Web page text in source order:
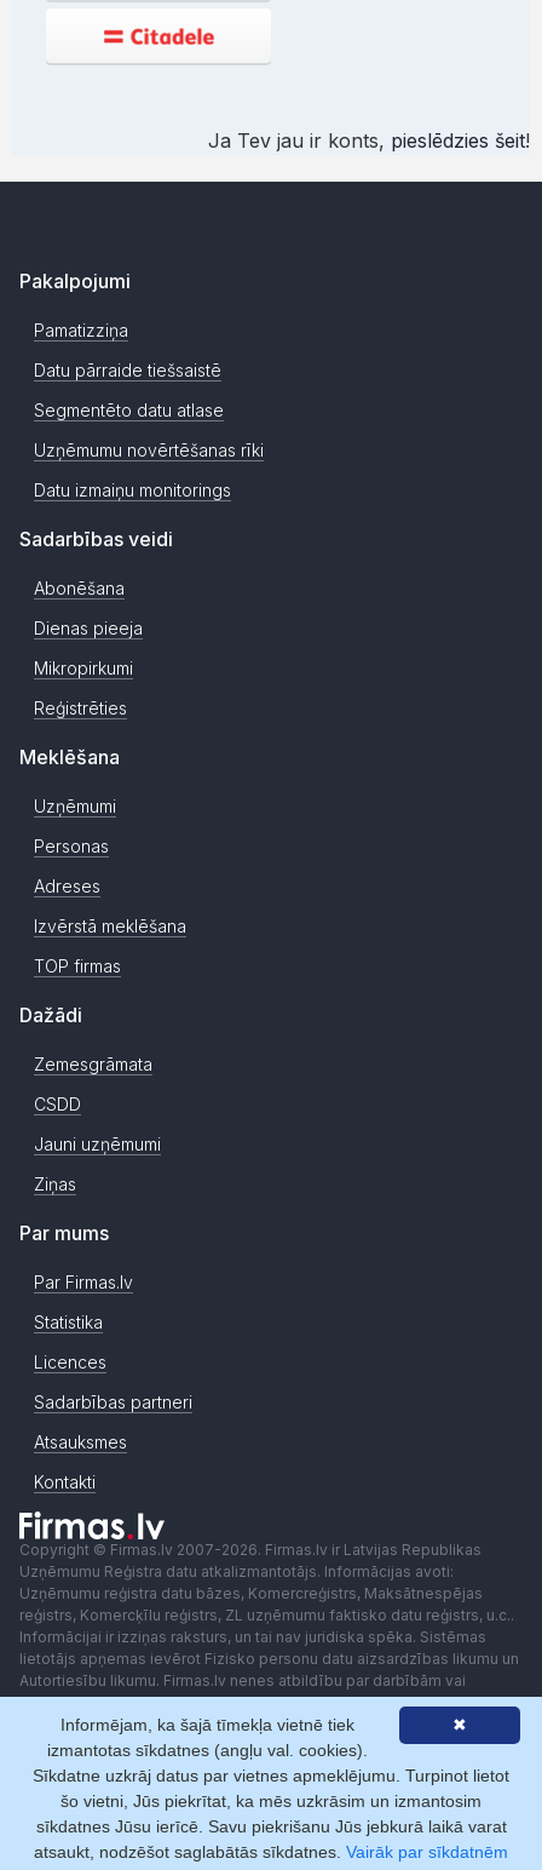
Ja Tev jau ir konts, pieslēdzies šeit!
Pakalpojumi
Pamatizziņa
Datu pārraide tiešsaistē
Segmentēto datu atlase
Uzņēmumu novērtēšanas rīki
Datu izmaiņu monitorings
Sadarbības veidi
Abonēšana
Dienas pieeja
Mikropirkumi
Reģistrēties
Meklēšana
Uzņēmumi
Personas
Adreses
Izvērstā meklēšana
TOP firmas
Dažādi
Zemesgrāmata
CSDD
Jauni uzņēmumi
Ziņas
Par mums
Par Firmas.lv
Statistika
Licences
Sadarbības partneri
Atsauksmes
Kontakti
Copyright © Firmas.lv 2007-2026. Firmas.lv ir Latvijas Republikas
Uzņēmumu Reģistra datu atkalizmantotājs. Informācijas avoti:
Uzņēmumu reģistra datu bāzes, Komercreģistrs, Maksātnespējas
reģistrs, Komercķīlu reģistrs, ZL uzņēmumu faktisko datu reģistrs, u.c..
Informācijai ir izziņas raksturs, un tai nav juridiska spēka. Sistēmas
lietotājs apņemas ievērot Fizisko personu datu aizsardzības likumu un
Autortiesību likumu. Firmas.lv nenes atbildību par darbībām vai
lēmumiem, kas balstīti uz saņemto pakalpojumu. Lietotājam aizliegts
izmantot jebkādas automatizētas sistēmas vai iekārtas (robotus)
piekļuvei sistēmai bez rakstiskas saskaņošanas ar Firmas.lv. Galvenā
redaktore: Ingūna Pempere.
Lietošanas noteikumi
Privātuma politika Norēķini ar
✖
Informējam, ka šajā tīmekļa vietnē tiek
izmantotas sīkdatnes (angļu val. cookies).
Sīkdatne uzkrāj datus par vietnes apmeklējumu. Turpinot lietot
šo vietni, Jūs piekrītat, ka mēs uzkrāsim un izmantosim
sīkdatnes Jūsu ierīcē. Savu piekrišanu Jūs jebkurā laikā varat
atsaukt, nodzēšot saglabātās sīkdatnes. Vairāk par sīkdatnēm